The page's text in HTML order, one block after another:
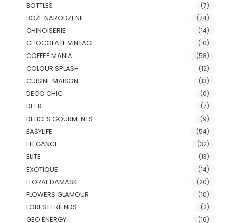
BOTTLES (7)
BOŻE NARODZENIE (74)
CHINOISERIE (14)
CHOCOLATE VINTAGE (10)
COFFEE MANIA (58)
COLOUR SPLASH (12)
CUISINE MAISON (13)
DECO CHIC (0)
DEER (7)
DELICES GOURMENTS (9)
EASYLIFE (54)
ELEGANCE (32)
ELITE (13)
EXOTIQUE (14)
FLORAL DAMASK (20)
FLOWERS GLAMOUR (10)
FOREST FRIENDS (2)
GEO ENERGY (16)